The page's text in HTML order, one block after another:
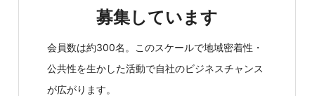
募集しています
会員数は約300名。このスケールで地域密着性・
公共性を生かした活動で自社のビジネスチャンス
が広がります。